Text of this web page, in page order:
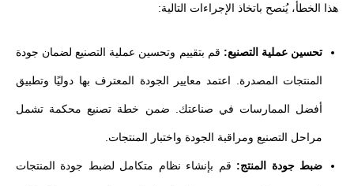
هذا الخطأ، يُنصح باتخاذ الإجراءات التالية:
تحسين عملية التصنيع: قم بتقييم وتحسين عملية التصنيع لضمان جودة
المنتجات المصدرة. اعتمد معايير الجودة المعترف بها دوليًا وتطبيق
أفضل الممارسات في صناعتك. ضمن خطة تصنيع محكمة تشمل
مراحل التصنيع ومراقبة الجودة واختبار المنتجات.
ضبط جودة المنتج: قم بإنشاء نظام متكامل لضبط جودة المنتجات